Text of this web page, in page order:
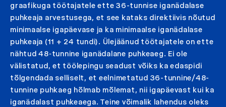
graafikuga töötajatele ette 36-tunnise iganädalase
puhkeaja arvestusega, et see kataks direktiivis nõutud
minimaalse igapäevase ja ka minimaalse iganädalase
puhkeaja (11 + 24 tundi). Ülejäänud töötajatele on ette
nähtud 48‑tunnine iganädalane puhkeaeg. Ei ole
välistatud, et töölepingu seadust võiks ka edaspidi
tõlgendada selliselt, et eelnimetatud 36-tunnine/48-
tunnine puhkaeg hõlmab mõlemat, nii igapäevast kui ka
iganädalast puhkeaega. Teine võimalik lahendus oleks